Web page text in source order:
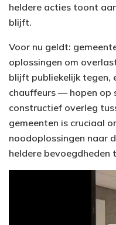
heldere acties toont
blijft.
Voor nu geldt:
oplossingen om
blijft publiekelijk tegen,
chauffeurs — hopen op
constructief overleg
gemeenten is cruciaal
noodoplossingen naar
heldere bevoegdheden